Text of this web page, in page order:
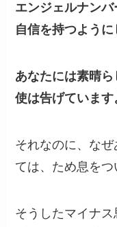
エンジェルナン
自信を持つように
あなたには素晴
使は告げています
それなのに、な
ては、ため息をつ
そうしたマイナ